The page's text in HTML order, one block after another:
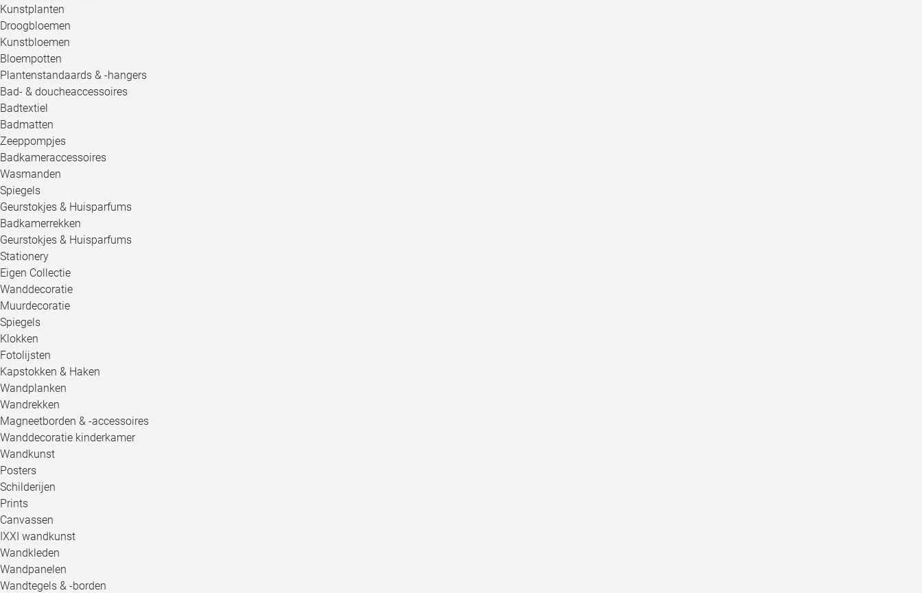
Kunstplanten
Droogbloemen
Kunstbloemen
Bloempotten
Plantenstandaards & -hangers
Bad- & doucheaccessoires
Badtextiel
Badmatten
Zeeppompjes
Badkameraccessoires
Wasmanden
Spiegels
Geurstokjes & Huisparfums
Badkamerrekken
Geurstokjes & Huisparfums
Stationery
Eigen Collectie
Wanddecoratie
Muurdecoratie
Spiegels
Klokken
Fotolijsten
Kapstokken & Haken
Wandplanken
Wandrekken
Magneetborden & -accessoires
Wanddecoratie kinderkamer
Wandkunst
Posters
Schilderijen
Prints
Canvassen
IXXI wandkunst
Wandkleden
Wandpanelen
Wandtegels & -borden